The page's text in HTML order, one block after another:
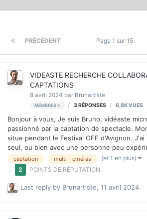
PRÉCÉDENT Page 1 sur 15
VIDEASTE RECHERCHE
CAPTATIONS
8 avril 2024 par Brunartiste
MEMBRES + 3RÉPONSES 6,8KVUES
Bonjour à vous, Je suis Bruno, vidéaste micro entrepreneur
passionné par la captation de spectacle. Mon pic d'activité se
situe pendant le Festival OFF d'Avignon. J'ai l'habitude de travailler
seul, ou bien avec une personne peu expérimentée. Je
faire une collaboration avec un autre
travail. Afin que nous nous aidions
captations. Pendant le Festival la concurrence est rude, et
s'adapter aux conditions de tournage est compliqué. La
ne suffit pas à résoudre tous les problèmes ;
Last reply by Brunartiste, 11 avril 2024
captation multi - cméras
(et 1 en plus)
2
POINTS DE RÉPUTATION